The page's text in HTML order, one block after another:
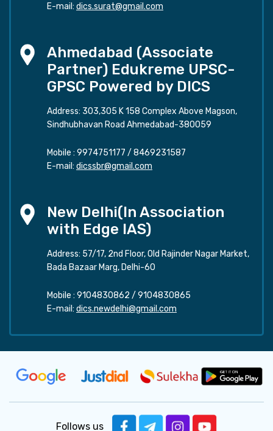
E-mail: dics.surat@gmail.com
Ahmedabad (Associate
Partner) Edukreme UPSC-
GPSC Powered by DICS
Address: 303,305 K 158 Complex Above Magson,
Sindhubhavan Road Ahmedabad-380059
Mobile : 9974751177 / 8469231587
E-mail: dicssbr@gmail.com
New Delhi(In Association
with Edge IAS)
Address: 57/17, 2nd Floor, Old Rajinder Nagar Market,
Bada Bazaar Marg, Delhi-60
Mobile : 9104830862 / 9104830865
E-mail: dics.newdelhi@gmail.com
Follows us